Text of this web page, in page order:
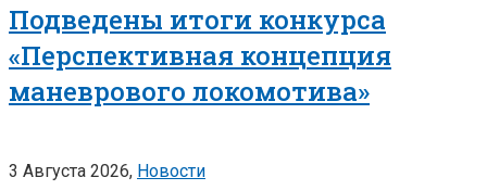
Подведены итоги конкурса
«Перспективная концепция
маневрового локомотива»
3 Августа 2026, Новости